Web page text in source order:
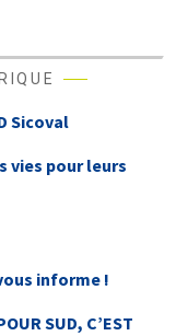
Sicoval
vies pour leurs
informe !
SUD, C’EST